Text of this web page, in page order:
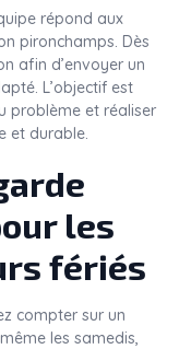
répond aux
pironchamps. Dès
afin d’envoyer un
L’objectif est
problème et réaliser
et durable.
les
fériés
compter sur un
les samedis,